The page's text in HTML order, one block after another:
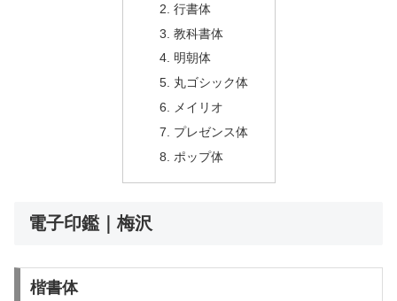
行書体
教科書体
明朝体
丸ゴシック体
メイリオ
プレゼンス体
ポップ体
電子印鑑｜梅沢
楷書体